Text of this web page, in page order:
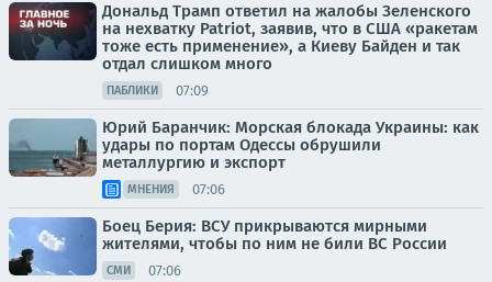
Дональд Трамп ответил на жалобы Зеленского
на нехватку Patriot, заявив, что в США «ракетам
тоже есть применение», а Киеву Байден и так
отдал слишком много
ПАБЛИКИ 07:09
Юрий Баранчик: Морская блокада Украины: как
удары по портам Одессы обрушили
металлургию и экспорт
МНЕНИЯ 07:06
Боец Берия: ВСУ прикрываются мирными
жителями, чтобы по ним не били ВС России
СМИ 07:06